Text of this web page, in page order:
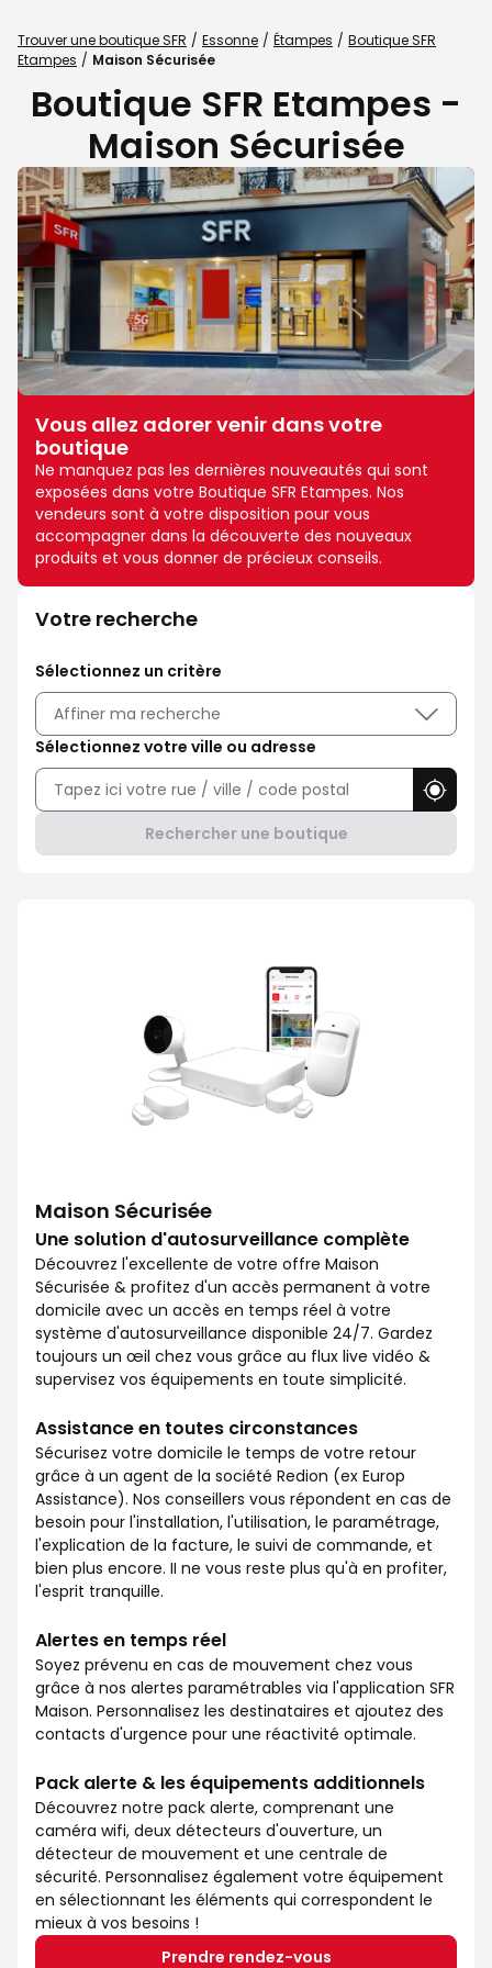
Trouver une boutique SFR Essonne Étampes
Boutique SFR
Etampes
Maison Sécurisée
Boutique SFR Etampes -
Maison Sécurisée
Vous allez adorer venir dans votre
boutique
Ne manquez pas les dernières nouveautés qui sont
exposées dans votre Boutique SFR Etampes. Nos
vendeurs sont à votre disposition pour vous
accompagner dans la découverte des nouveaux
produits et vous donner de précieux conseils.
Votre recherche
Sélectionnez un critère
Affiner ma recherche
Sélectionnez votre ville ou adresse
Rechercher une boutique
Maison Sécurisée
Une solution d'autosurveillance complète
Découvrez l'excellente de votre offre Maison
Sécurisée & profitez d'un accès permanent à votre
domicile avec un accès en temps réel à votre
système d'autosurveillance disponible 24/7. Gardez
toujours un œil chez vous grâce au flux live vidéo &
supervisez vos équipements en toute simplicité.
Assistance en toutes circonstances
Sécurisez votre domicile le temps de votre retour
grâce à un agent de la société Redion (ex Europ
Assistance). Nos conseillers vous répondent en cas de
besoin pour l'installation, l'utilisation, le paramétrage,
l'explication de la facture, le suivi de commande, et
bien plus encore. II ne vous reste plus qu'à en profiter,
l'esprit tranquille.
Alertes en temps réel
Soyez prévenu en cas de mouvement chez vous
grâce à nos alertes paramétrables via l'application SFR
Maison. Personnalisez les destinataires et ajoutez des
contacts d'urgence pour une réactivité optimale.
Pack alerte & les équipements additionnels
Découvrez notre pack alerte, comprenant une
caméra wifi, deux détecteurs d'ouverture, un
détecteur de mouvement et une centrale de
sécurité. Personnalisez également votre équipement
en sélectionnant les éléments qui correspondent le
mieux à vos besoins !
Prendre rendez-vous